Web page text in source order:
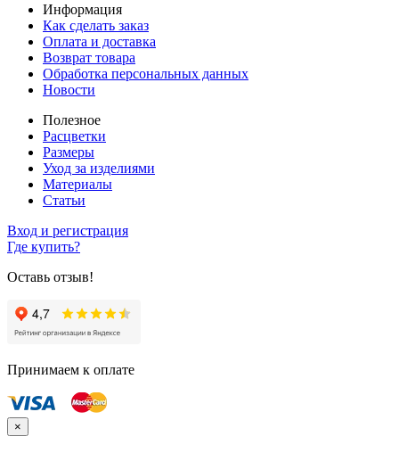
Информация
Как сделать заказ
Оплата и доставка
Возврат товара
Обработка персональных данных
Новости
Полезное
Расцветки
Размеры
Уход за изделиями
Материалы
Статьи
Вход и регистрация
Где купить?
Оставь отзыв!
Принимаем к оплате
×